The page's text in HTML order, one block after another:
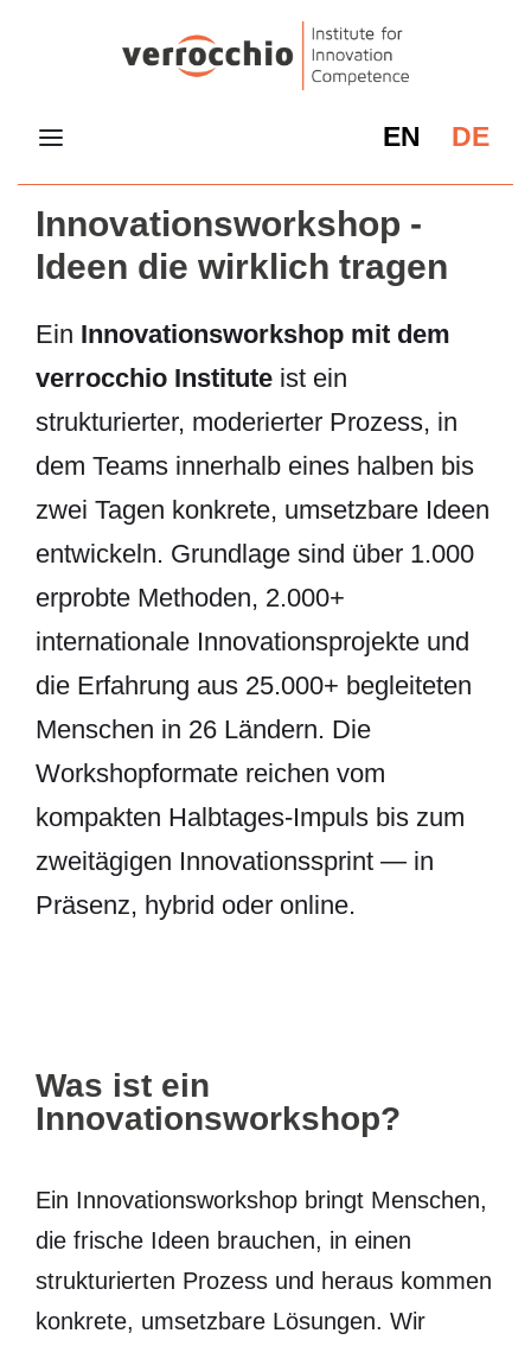
EN DE
Innovationsworkshop -
Ideen die wirklich tragen
Ein Innovationsworkshop mit dem
verrocchio Institute ist ein
strukturierter, moderierter Prozess, in
dem Teams innerhalb eines halben bis
zwei Tagen konkrete, umsetzbare Ideen
entwickeln. Grundlage sind über 1.000
erprobte Methoden, 2.000+
internationale Innovationsprojekte und
die Erfahrung aus 25.000+ begleiteten
Menschen in 26 Ländern. Die
Workshopformate reichen vom
kompakten Halbtages-Impuls bis zum
zweitägigen Innovationssprint — in
Präsenz, hybrid oder online.
Was ist ein
Innovationsworkshop?
Ein Innovationsworkshop bringt Menschen,
die frische Ideen brauchen, in einen
strukturierten Prozess und heraus kommen
konkrete, umsetzbare Lösungen. Wir